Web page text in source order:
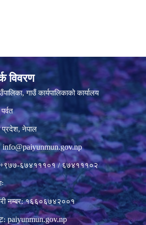
विवरण
गाउँ कार्यपालिकाको कार्यालय
प्रदेश, नेपाल
info@paiyunmun.gov.np
६७४१११०१ / ६७४१११०२
नम्बर: १६६०६७४२००१
paiyunmun.gov.np